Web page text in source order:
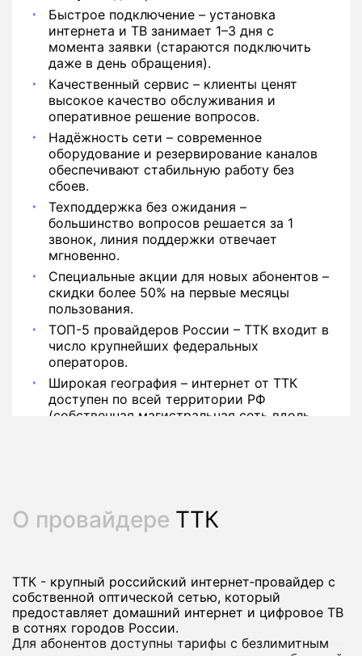
Быстрое подключение – установка
интернета и ТВ занимает 1–3 дня с
момента заявки (стараются подключить
даже в день обращения).
Качественный сервис – клиенты ценят
высокое качество обслуживания и
оперативное решение вопросов.
Надёжность сети – современное
оборудование и резервирование каналов
обеспечивают стабильную работу без
сбоев.
Техподдержка без ожидания –
большинство вопросов решается за 1
звонок, линия поддержки отвечает
мгновенно.
Специальные акции для новых абонентов –
скидки более 50% на первые месяцы
пользования.
ТОП-5 провайдеров России – ТТК входит в
число крупнейших федеральных
операторов.
Широкая география – интернет от ТТК
доступен по всей территории РФ
(собственная магистральная сеть вдоль
О провайдере ТТК
ТТК - крупный российский интернет‑провайдер с
собственной оптической сетью, который
предоставляет домашний интернет и цифровое ТВ
в сотнях городов России.
Для абонентов доступны тарифы с безлимитным